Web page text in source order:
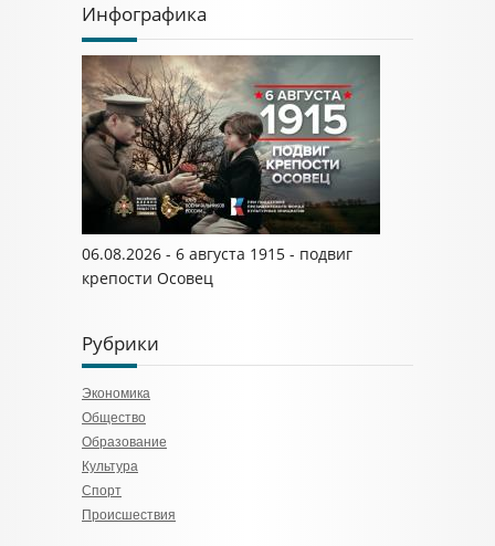
Инфографика
06.08.2026 - 6 августа 1915 - подвиг
крепости Осовец
Рубрики
Экономика
Общество
Образование
Культура
Спорт
Происшествия